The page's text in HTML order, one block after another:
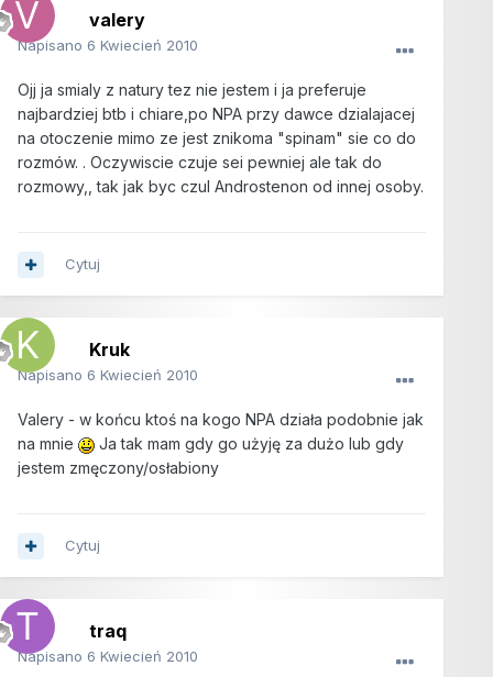
valery
Napisano 6 Kwiecień 2010
Ojj ja smialy z natury tez nie jestem i ja preferuje
najbardziej btb i chiare,po NPA przy dawce dzialajacej
na otoczenie mimo ze jest znikoma "spinam" sie co do
rozmów. . Oczywiscie czuje sei pewniej ale tak do
rozmowy,, tak jak byc czul Androstenon od innej osoby.
Cytuj
Kruk
Napisano 6 Kwiecień 2010
Valery - w końcu ktoś na kogo NPA działa podobnie jak
na mnie
Ja tak mam gdy go użyję za dużo lub gdy
jestem zmęczony/osłabiony
Cytuj
traq
Napisano 6 Kwiecień 2010